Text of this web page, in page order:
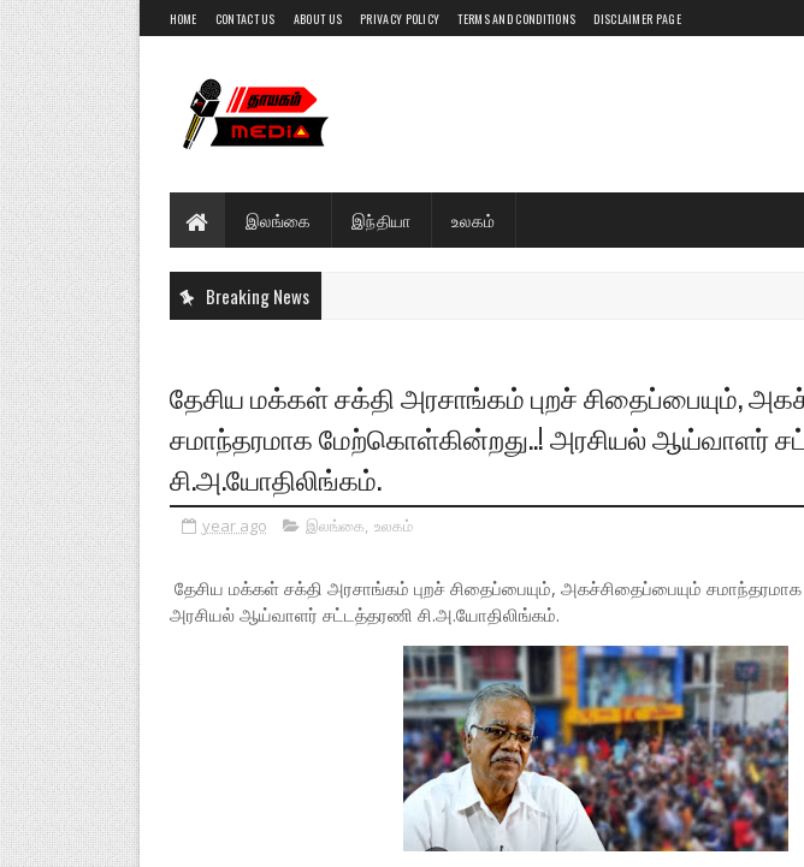
HOME CONTACT US ABOUT US PRIVACY POLICY TERMS AND CONDITIONS DISCLAIMER PAGE
இலங்கை இந்தியா உலகம்
Breaking News
தேசிய மக்கள் சக்தி அரசாங்கம் புறச் சிதைப்பையும்,
சமாந்தரமாக மேற்கொள்கின்றது..! அரசியல் ஆய்வாளர்
சி.அ.யோதிலிங்கம்.
year ago இலங்கை, உலகம்
தேசிய மக்கள் சக்தி அரசாங்கம் புறச் சிதைப்பையும், அகச்சிதைப்பையும்
அரசியல் ஆய்வாளர் சட்டத்தரணி சி.அ.யோதிலிங்கம்.